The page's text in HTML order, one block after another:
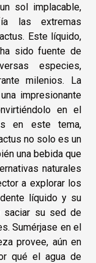
sol implacable,
las extremas
Este líquido,
sido fuente de
especies,
milenios. La
impresionante
en el
en este tema,
no solo es un
una bebida que
naturales
a explorar los
líquido y su
saciar su sed de
Sumérjase en el
provee, aún en
qué el agua de